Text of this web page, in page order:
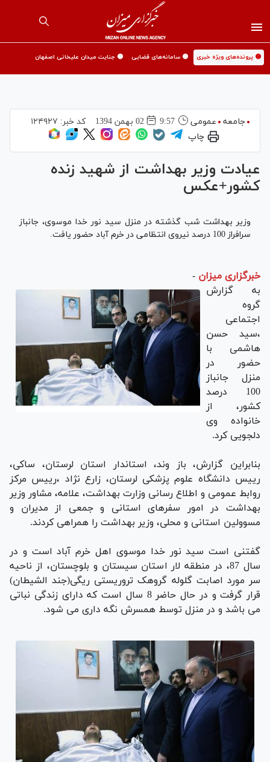
🟡 پرونده‌های ویژه خبری 🟡 سامانه‌های قضایی 🟡 جنایت میدان علیخانی اصفهان
جامعه عمومی 9:57 02 بهمن 1394 کد خبر: ۱۲۴۹۲۷
چاپ
عیادت وزیر بهداشت از شهید زنده
کشور+عکس
وزیر بهداشت شب گذشته در منزل سید نور خدا موسوی، جانباز
سرافراز 100 درصد نیروی انتظامی در خرم آباد حضور یافت.
خبرگزاری میزان -
به گزارش
گروه
اجتماعی
،سید حسن
هاشمی با
حضور در
منزل جانباز
100 درصد
کشور، از
خانواده وی
دلجویی کرد.
بنابراین گزارش، باز وند، استاندار استان لرستان، ساکی،
رییس دانشگاه علوم پزشکی لرستان، زارع نژاد ،رییس مرکز
روابط عمومی و اطلاع رسانی وزارت بهداشت، علامه، مشاور وزیر
بهداشت در امور سفرهای استانی و جمعی از مدیران و
مسوولین استانی و محلی، وزیر بهداشت را همراهی کردند.
گفتنی است سید نور خدا موسوی اهل خرم آباد است و در
سال 87، در منطقه لار استان سیستان و بلوچستان، از ناحیه
سر مورد اصابت گلوله گروهک تروریستی ریگی(جند الشیطان)
قرار گرفت و در حال حاضر 8 سال است که دارای زندگی نباتی
می باشد و در منزل توسط همسرش نگه داری می شود.